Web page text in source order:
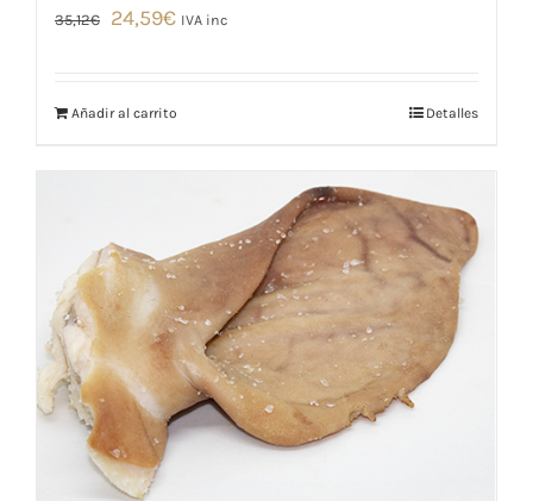
35,12€
El
era:
24,59€El
es:
IVA inc
Añadir al carrito Detalles